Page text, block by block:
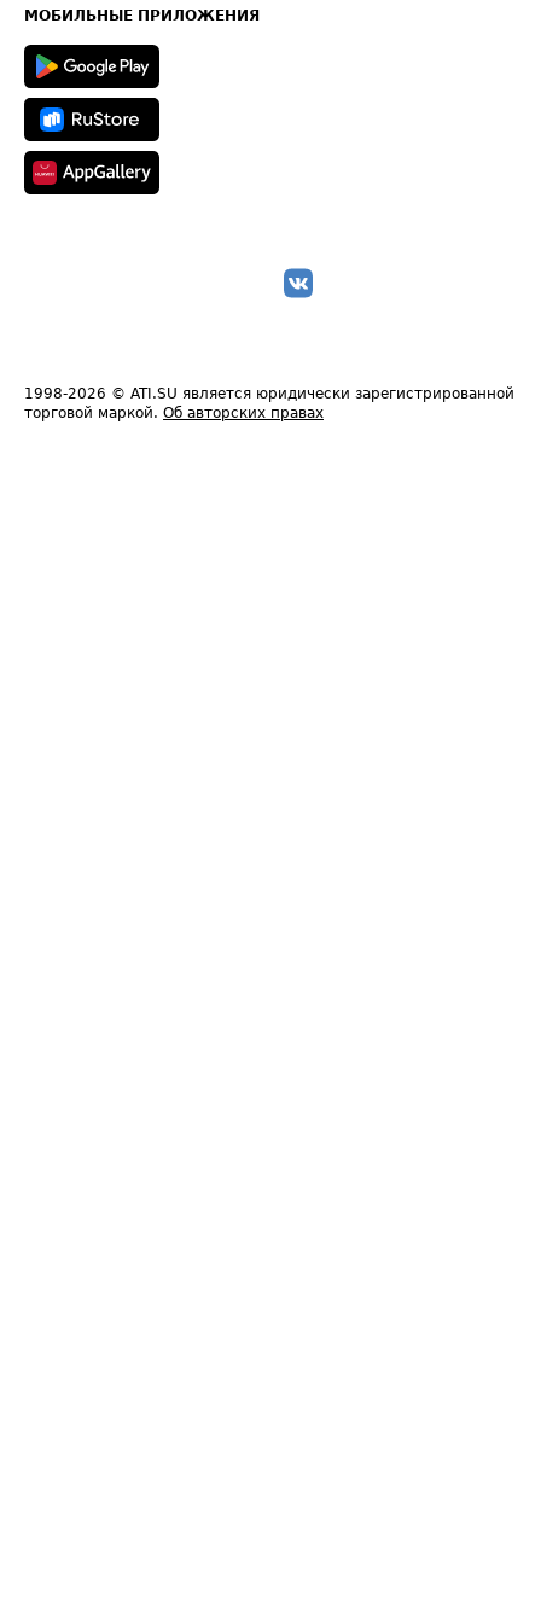
Техническая информация
МОБИЛЬНЫЕ ПРИЛОЖЕНИЯ
1998-2026 © ATI.SU является юридически зарегистрированной
торговой маркой. Об авторских правах